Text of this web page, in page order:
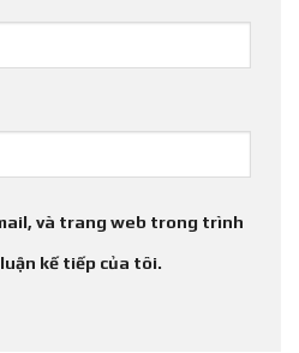
và trang web trong trình
kế tiếp của tôi.